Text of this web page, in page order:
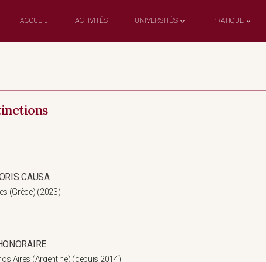
ACCUEIL ACTIVITÉS UNIVERSITÉS PRATIQUE
CAUSA
(Grèce) (2023)
Aires (Argentine) (depuis 2014)